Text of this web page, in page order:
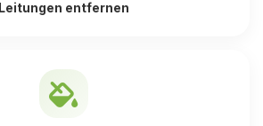
Leitungen entfernen